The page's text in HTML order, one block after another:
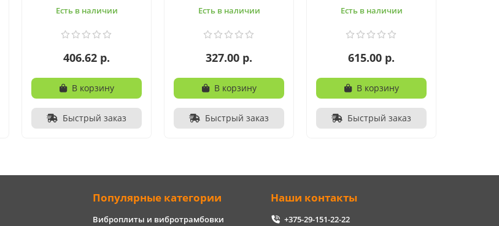
Есть в наличии
406.62 р.
В корзину
Быстрый заказ
Есть в наличии
327.00 р.
В корзину
Быстрый заказ
Есть в наличии
615.00 р.
В корзину
Быстрый заказ
Популярные категории
Виброплиты и вибротрамбовки
Наши контакты
+375-29-151-22-22